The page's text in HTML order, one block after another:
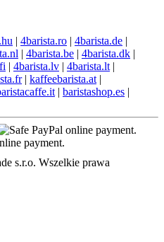
| 4barista.ro | 4barista.de |
| 4barista.be | 4barista.dk |
| 4barista.lv | 4barista.lt |
| kaffeebarista.at |
| baristashop.es |
s.r.o. Wszelkie prawa